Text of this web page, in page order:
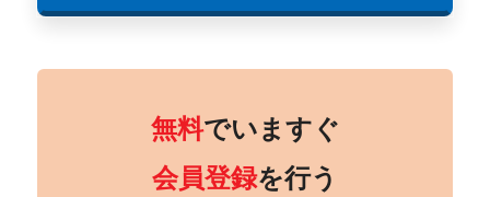
無料でいますぐ
会員登録を行う